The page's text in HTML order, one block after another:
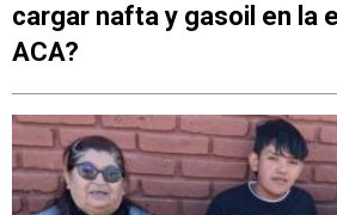
cargar nafta y gasoil en la
ACA?